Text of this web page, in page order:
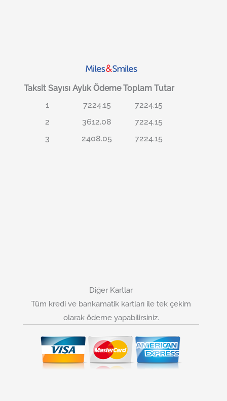
Taksit Sayısı Aylık Ödeme Toplam Tutar
1
7224.15
7224.15
2
3612.08
7224.15
3
2408.05 7224.15
Diğer Kartlar
Tüm kredi ve bankamatik kartları ile tek çekim
olarak ödeme yapabilirsiniz.